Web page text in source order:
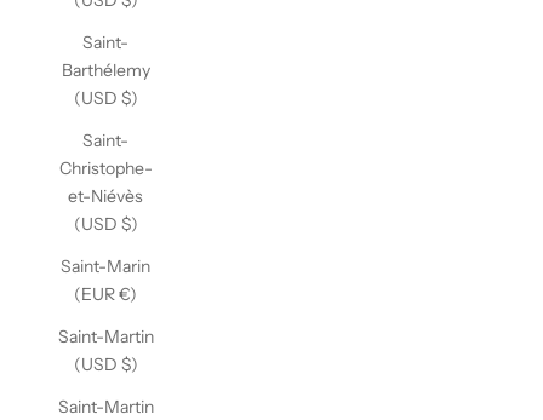
Saint-
Barthélemy
(USD $)
Saint-
Christophe-
et-Niévès
(USD $)
Saint-Marin
(EUR €)
Saint-Martin
(USD $)
Saint-Martin